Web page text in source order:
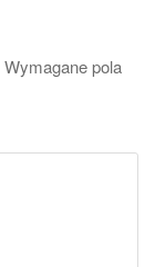
Wymagane pola